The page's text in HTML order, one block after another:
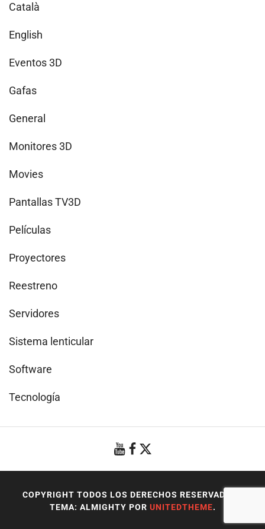
Català
English
Eventos 3D
Gafas
General
Monitores 3D
Movies
Pantallas TV3D
Películas
Proyectores
Reestreno
Servidores
Sistema lenticular
Software
Tecnología
COPYRIGHT TODOS LOS DERECHOS RESERVADOS
TEMA: ALMIGHTY POR UNITEDTHEME.